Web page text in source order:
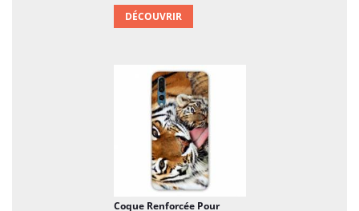
DÉCOUVRIR
Coque Renforcée Pour